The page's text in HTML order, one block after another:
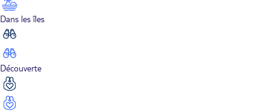
Dans les îles
Découverte